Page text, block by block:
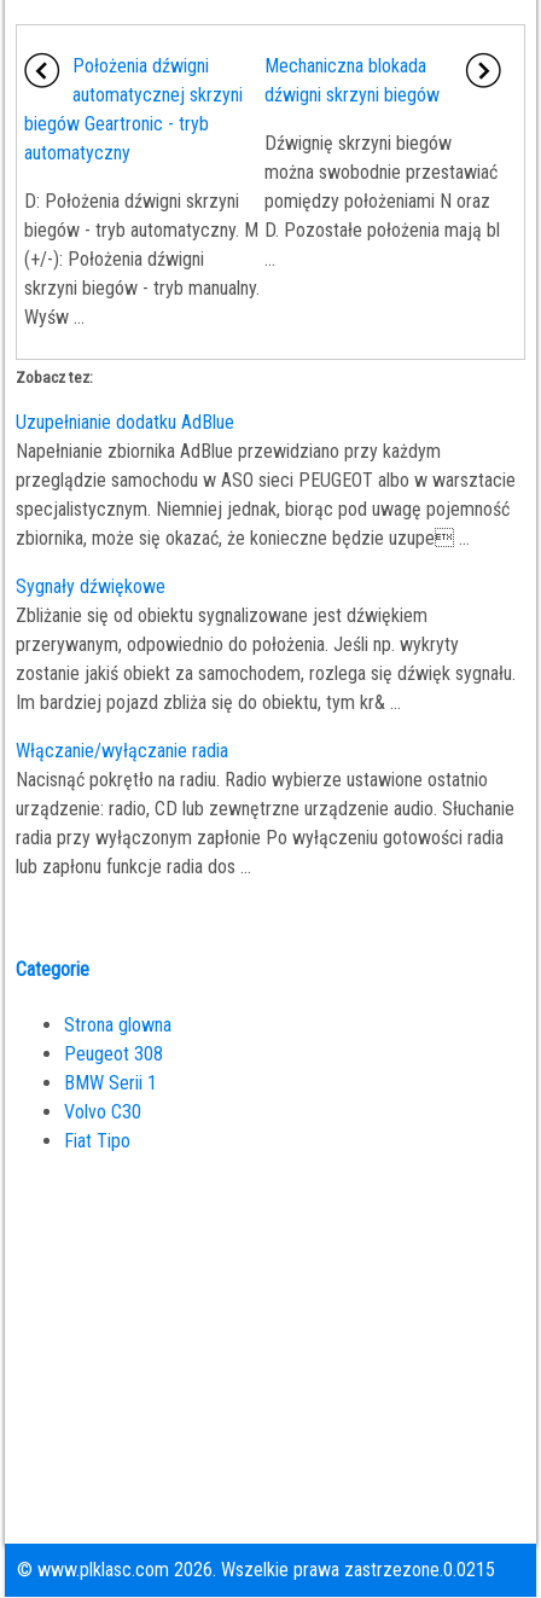
Położenia dźwigni
automatycznej skrzyni
biegów Geartronic - tryb
automatyczny
D: Położenia dźwigni skrzyni
biegów - tryb automatyczny. M
(+/-): Położenia dźwigni
skrzyni biegów - tryb manualny.
Wyśw ...
Mechaniczna blokada
dźwigni skrzyni biegów
Dźwignię skrzyni biegów
można swobodnie przestawiać
pomiędzy położeniami N oraz
D. Pozostałe położenia mają bl
...
Zobacz tez:
Uzupełnianie dodatku AdBlue
Napełnianie zbiornika AdBlue przewidziano przy każdym
przeglądzie samochodu w ASO sieci PEUGEOT albo w warsztacie
specjalistycznym. Niemniej jednak, biorąc pod uwagę pojemność
zbiornika, może się okazać, że konieczne będzie uzupe ...
Sygnały dźwiękowe
Zbliżanie się od obiektu sygnalizowane jest dźwiękiem
przerywanym, odpowiednio do położenia. Jeśli np. wykryty
zostanie jakiś obiekt za samochodem, rozlega się dźwięk sygnału.
Im bardziej pojazd zbliża się do obiektu, tym kr& ...
Włączanie/wyłączanie radia
Nacisnąć pokrętło na radiu. Radio wybierze ustawione ostatnio
urządzenie: radio, CD lub zewnętrzne urządzenie audio. Słuchanie
radia przy wyłączonym zapłonie Po wyłączeniu gotowości radia
lub zapłonu funkcje radia dos ...
Categorie
Strona glowna
Peugeot 308
BMW Serii 1
Volvo C30
Fiat Tipo
© www.plklasc.com 2026. Wszelkie prawa zastrzezone.0.0215